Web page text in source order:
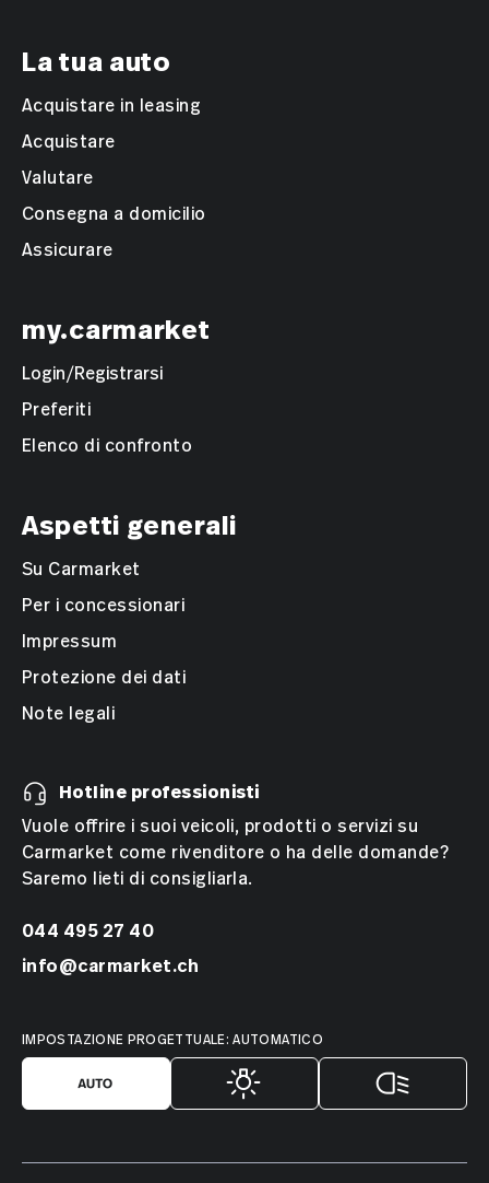
La tua auto
Acquistare in leasing
Acquistare
Valutare
Consegna a domicilio
Assicurare
my.carmarket
Login/Registrarsi
Preferiti
Elenco di confronto
Aspetti generali
Su Carmarket
Per i concessionari
Impressum
Protezione dei dati
Note legali
Hotline professionisti
Vuole offrire i suoi veicoli, prodotti o servizi su
Carmarket come rivenditore o ha delle domande?
Saremo lieti di consigliarla.
044 495 27 40
info@carmarket.ch
IMPOSTAZIONE PROGETTUALE: AUTOMATICO